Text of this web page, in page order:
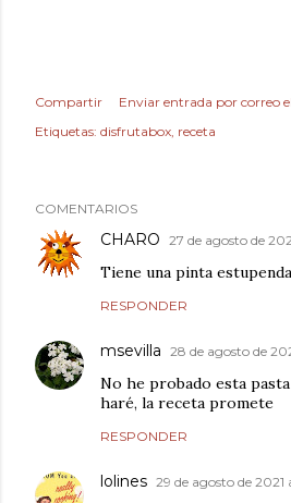
Compartir
Enviar entrada por correo
Etiquetas: disfrutabox receta
COMENTARIOS
CHARO 27 de agosto de
Tiene una pinta
RESPONDER
msevilla 28 de agosto de
No he probado esta
haré, la receta promete
RESPONDER
lolines 29 de agosto de 2021